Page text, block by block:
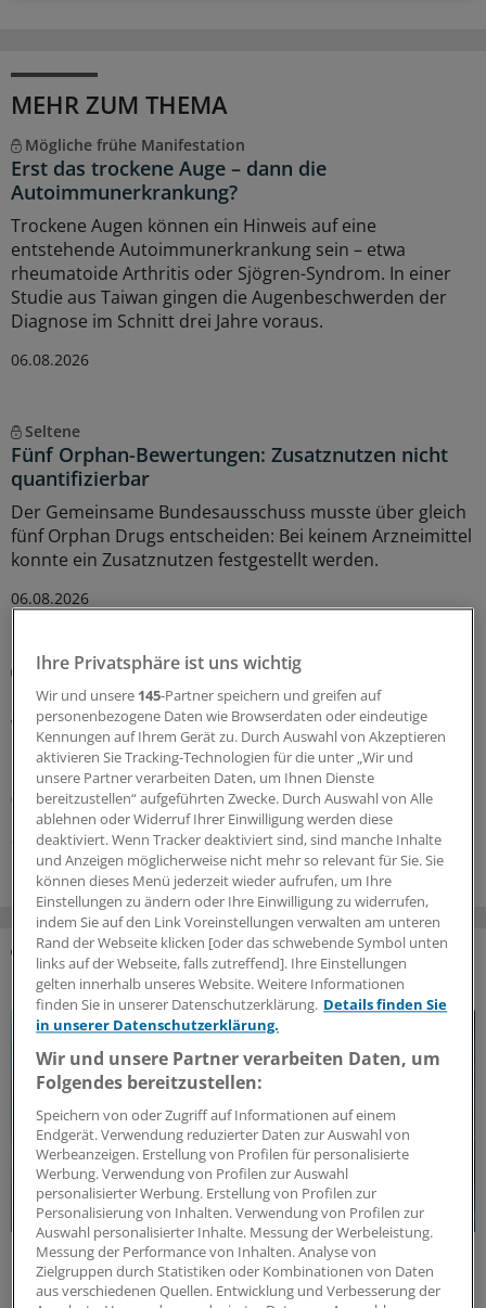
MEHR ZUM THEMA
Mögliche frühe Manifestation
Erst das trockene Auge – dann die
Autoimmunerkrankung?
Trockene Augen können ein Hinweis auf eine
entstehende Autoimmunerkrankung sein – etwa
rheumatoide Arthritis oder Sjögren-Syndrom. In einer
Studie aus Taiwan gingen die Augenbeschwerden der
Diagnose im Schnitt drei Jahre voraus.
06.08.2026
Seltene
Fünf Orphan-Bewertungen: Zusatznutzen nicht
quantifizierbar
Der Gemeinsame Bundesausschuss musste über gleich
fünf Orphan Drugs entscheiden: Bei keinem Arzneimittel
konnte ein Zusatznutzen festgestellt werden.
06.08.2026
Schwere kutane Arzneimittelreaktionen
DRESS-Betroffene sind nachhaltig belastet
Welche Langzeitfolgen bleiben nach überstandenem
DRESS-Syndrom? Ein Team des
Dokumentationszentrums für schwere Hautreaktionen
(dZh) in Freiburg hat bei Betroffenen nachgefragt.
27.07.2026
DAS KÖNNTE SIE AUCH INTERESSIEREN
Politische Perspektive
Nationale Politik an Europas Gesundheitszielen
ausrichten
Ihre Privatsphäre ist uns wichtig
Wir und unsere 145-Partner speichern und greifen auf
personenbezogene Daten wie Browserdaten oder eindeutige
Kennungen auf Ihrem Gerät zu. Durch Auswahl von Akzeptieren
aktivieren Sie Tracking-Technologien für die unter „Wir und
unsere Partner verarbeiten Daten, um Ihnen Dienste
bereitzustellen“ aufgeführten Zwecke. Durch Auswahl von Alle
ablehnen oder Widerruf Ihrer Einwilligung werden diese
deaktiviert. Wenn Tracker deaktiviert sind, sind manche Inhalte
und Anzeigen möglicherweise nicht mehr so relevant für Sie. Sie
können dieses Menü jederzeit wieder aufrufen, um Ihre
Einstellungen zu ändern oder Ihre Einwilligung zu widerrufen,
indem Sie auf den Link Voreinstellungen verwalten am unteren
Rand der Webseite klicken [oder das schwebende Symbol unten
links auf der Webseite, falls zutreffend]. Ihre Einstellungen
gelten innerhalb unseres Website. Weitere Informationen
finden Sie in unserer Datenschutzerklärung. Details finden Sie
in unserer Datenschutzerklärung.
Wir und unsere Partner verarbeiten Daten, um
Folgendes bereitzustellen:
Speichern von oder Zugriff auf Informationen auf einem
Endgerät. Verwendung reduzierter Daten zur Auswahl von
Werbeanzeigen. Erstellung von Profilen für personalisierte
Werbung. Verwendung von Profilen zur Auswahl
personalisierter Werbung. Erstellung von Profilen zur
Personalisierung von Inhalten. Verwendung von Profilen zur
Auswahl personalisierter Inhalte. Messung der Werbeleistung.
Messung der Performance von Inhalten. Analyse von
Zielgruppen durch Statistiken oder Kombinationen von Daten
aus verschiedenen Quellen. Entwicklung und Verbesserung der